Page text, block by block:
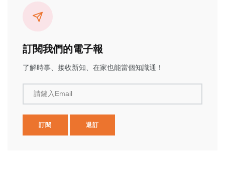
訂閱我們的電子報
了解時事、接收新知、在家也能當個知識通！
請鍵入Email
訂閱 退訂